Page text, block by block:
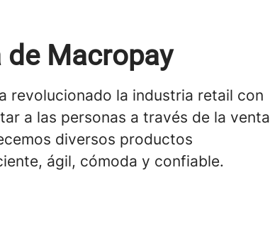
de Macropay
revolucionado la industria retail con
a las personas a través de la venta
diversos productos
ágil, cómoda y confiable.